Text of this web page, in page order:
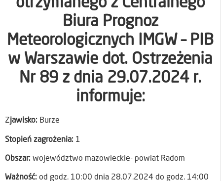
otrzymanego z Centralnego
Biura Prognoz
Meteorologicznych IMGW – PIB
w Warszawie dot. Ostrzeżenia
Nr 89 z dnia 29.07.2024 r.
informuje:
Zjawisko: Burze
Stopień zagrożenia: 1
Obszar: województwo mazowieckie- powiat Radom
Ważność: od godz. 10:00 dnia 28.07.2024 do godz. 14:00